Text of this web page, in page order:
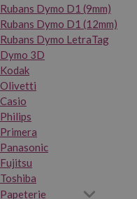
Rubans Dymo D1 (9mm)
Rubans Dymo D1 (12mm)
Rubans Dymo LetraTag
Dymo 3D
Kodak
Olivetti
Casio
Philips
Primera
Panasonic
Fujitsu
Toshiba
Papeterie